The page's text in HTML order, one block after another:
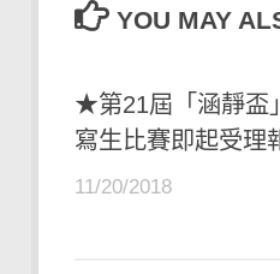
YOU MAY
★第21屆「涵靜盃
寫生比賽即起受理
11/20/2018